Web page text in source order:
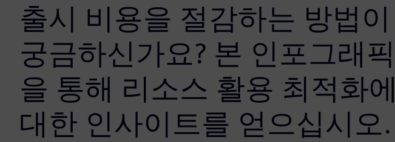
출시 비용을 절감하는 방법이
궁금하신가요? 본 인포그래픽
을 통해 리소스 활용 최적화에
대한 인사이트를 얻으십시오.